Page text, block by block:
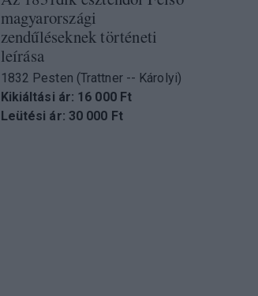
magyarországi
zendűléseknek történeti
leírása
1832 Pesten (Trattner -- Károlyi)
Kikiáltási ár: 16 000 Ft
Leütési ár: 30 000 Ft